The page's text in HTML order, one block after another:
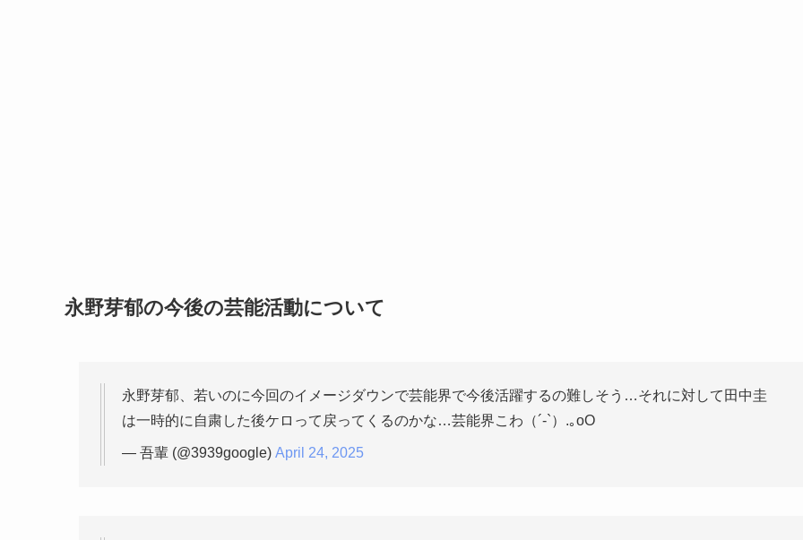
永野芽郁の今後の芸能活動について
永野芽郁、若いのに今回のイメージダウンで芸能界で今後活躍するの難しそう…それに対して田中圭
は一時的に自粛した後ケロって戻ってくるのかな…芸能界こわ（´-`）.｡oO
— 吾輩 (@3939google) April 24, 2025